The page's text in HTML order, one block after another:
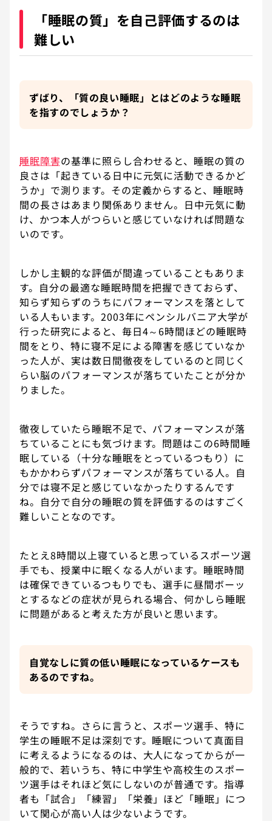
「睡眠の質」を自己評価するのは
難しい
ずばり、「質の良い睡眠」とはどのような睡眠
を指すのでしょうか？
睡眠障害の基準に照らし合わせると、睡眠の質の
良さは「起きている日中に元気に活動できるかど
うか」で測ります。その定義からすると、睡眠時
間の長さはあまり関係ありません。日中元気に動
け、かつ本人がつらいと感じていなければ問題な
いのです。
しかし主観的な評価が間違っていることもありま
す。自分の最適な睡眠時間を把握できておらず、
知らず知らずのうちにパフォーマンスを落として
いる人もいます。2003年にペンシルバニア大学が
行った研究によると、毎日4～6時間ほどの睡眠時
間をとり、特に寝不足による障害を感じていなか
った人が、実は数日間徹夜をしているのと同じく
らい脳のパフォーマンスが落ちていたことが分か
りました。
徹夜していたら睡眠不足で、パフォーマンスが落
ちていることにも気づけます。問題はこの6時間睡
眠している（十分な睡眠をとっているつもり）に
もかかわらずパフォーマンスが落ちている人。自
分では寝不足と感じていなかったりするんです
ね。自分で自分の睡眠の質を評価するのはすごく
難しいことなのです。
たとえ8時間以上寝ていると思っているスポーツ選
手でも、授業中に眠くなる人がいます。睡眠時間
は確保できているつもりでも、選手に昼間ボーッ
とするなどの症状が見られる場合、何かしら睡眠
に問題があると考えた方が良いと思います。
自覚なしに質の低い睡眠になっているケースも
あるのですね。
そうですね。さらに言うと、スポーツ選手、特に
学生の睡眠不足は深刻です。睡眠について真面目
に考えるようになるのは、大人になってからが一
般的で、若いうち、特に中学生や高校生のスポー
ツ選手はそれほど気にしないのが普通です。指導
者も「試合」「練習」「栄養」ほど「睡眠」につ
いて関心が高い人は少ないようです。